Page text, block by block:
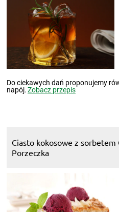
Do ciekawych dań proponujemy
napój.Zobacz przepis
Ciasto kokosowe z sorbetem
Porzeczka